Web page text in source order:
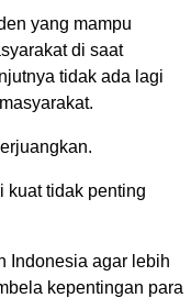
yang mampu
di saat
tidak ada lagi
kuat tidak penting
Indonesia agar lebih
kepentingan para